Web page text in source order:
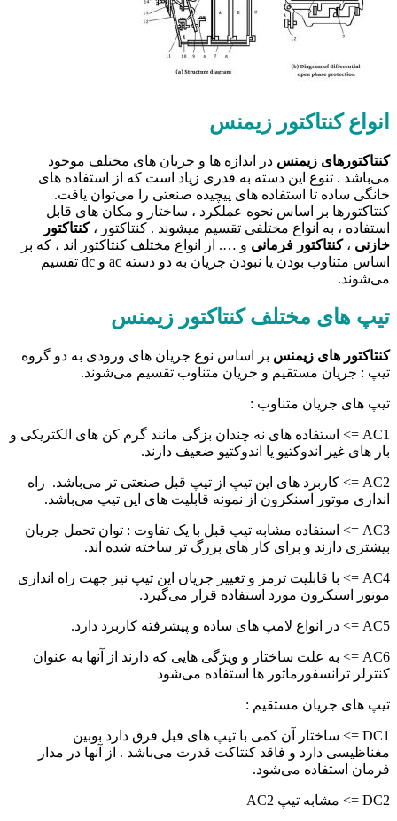
انواع کنتاکتور زیمنس
کنتاکتور‌های زیمنس در اندازه ها و جریان های مختلف موجود
می‌باشد . تنوع این دسته به قدری زیاد است که از استفاده های
خانگی ساده تا استفاده های پیچیده صنعتی را می‌توان یافت.
کنتاکتورها بر اساس نحوه عملکرد ، ساختار و مکان های قابل
استفاده ، به انواع مختلفی تقسیم میشوند . کنتاکتور ، کنتاکتور
خازنی ،کنتاکتور فرمانی و …. از انواع مختلف کنتاکتور اند ، که بر
اساس متناوب بودن یا نبودن جریان به دو دسته ac و dc تقسیم
می‌شوند.
تیپ های مختلف کنتاکتور زیمنس
کنتاکتور های زیمنس بر اساس نوع جریان های ورودی به دو گروه
تیپ : جریان مستقیم و جریان متناوب تقسیم می‌شوند.
تیپ های جریان متناوب :
AC1 => استفاده های نه چندان بزگی مانند گرم کن های الکتریکی و
بار های غیر اندوکتیو یا اندوکتیو ضعیف دارند.
AC2 => کاربرد های این تیپ از تیپ قبل صنعتی تر می‌باشد. راه
اندازی موتور اسنکرون از نمونه قابلیت های این تیپ می‌باشد.
AC3 => استفاده مشابه تیپ قبل با یک تفاوت : توان تحمل جریان
بیشتری دارند و برای کار های بزرگ تر ساخته شده اند.
AC4 => با قابلیت ترمز و تغییر جریان این تیپ نیز جهت راه اندازی
موتور اسنکرون مورد استفاده قرار می‌گیرد.
AC5 => در انواع لامپ های ساده و پیشرفته کاربرد دارد.
AC6 => به علت ساختار و ویژگی هایی که دارند از آنها به عنوان
کنترلر ترانسفورماتور ها استفاده می‌شود
تیپ های جریان مستقیم :
DC1 => ساختار آن کمی با تیپ های قبل فرق دارد بوبین
مغناظیسی دارد و فاقد کنتاکت قدرت می‌باشد . از آنها در مدار
فرمان استفاده می‌شود.
DC2 => مشابه تیپ AC2